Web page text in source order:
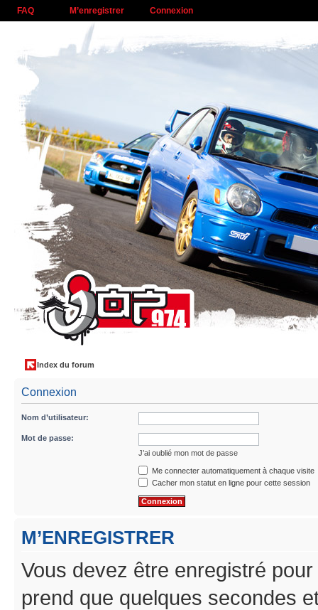
FAQ M’enregistrer Connexion
Index du forum
Connexion
Nom d’utilisateur:
Mot de passe:
J’ai oublié mon mot de passe
Me connecter automatiquement à chaque visite
Cacher mon statut en ligne pour cette session
M’ENREGISTRER
Vous devez être enregistré
prend que quelques secondes